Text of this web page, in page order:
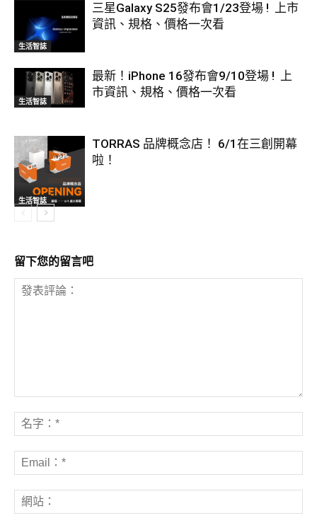
生活智誌
三星Galaxy S25發布會1/23登場 ! 上市
資訊、規格、價格一次看
生活智誌
最新！iPhone 16發布會9/10登場 ! 上
市資訊、規格、價格一次看
生活智誌
TORRAS 品牌概念店！ 6/1在三創開幕
啦！
留下您的留言吧